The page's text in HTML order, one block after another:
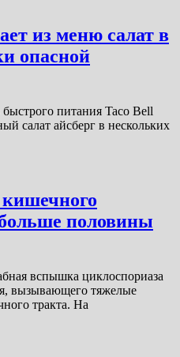
из меню салат в
опасной
питания Taco Bell
салат айсберг в нескольких
половины
вспышка циклоспориаза
вызывающего тяжелые
тракта. На